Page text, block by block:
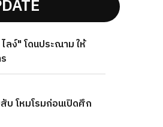
ลง์" โดนประณาม ให้
โหมโรมก่อนเปิดศึก